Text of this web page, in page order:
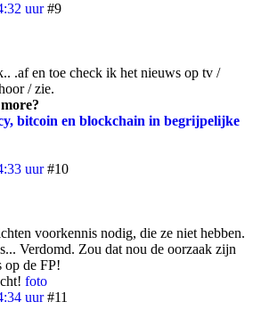
uur #9
.af en toe check ik het nieuws op tv /
/ zie.
bitcoin en blockchain in begrijpelijke
uur #10
voorkennis nodig, die ze niet hebben.
Verdomd. Zou dat nou de oorzaak zijn
op de FP!
foto
uur #11